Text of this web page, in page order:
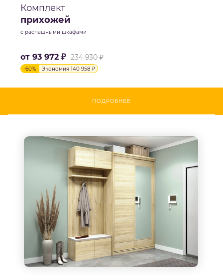
Комплект
прихожей
с распашными шкафами
от 93 972 ₽ 234 930 ₽
-60% Экономия 140 958 ₽
ПОДРОБНЕЕ